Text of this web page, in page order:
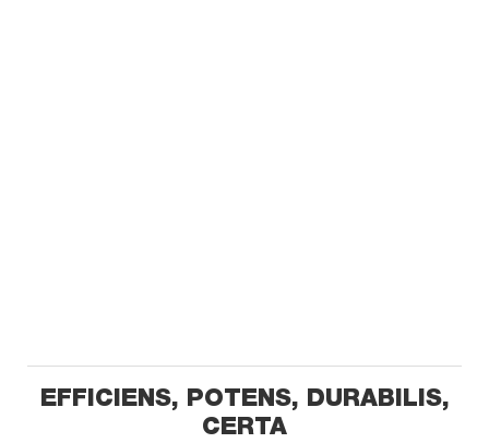
EFFICIENS, POTENS, DURABILIS,
CERTA